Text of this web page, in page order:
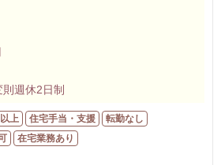
週休2日制
上 住宅手当・支援
転勤なし
在宅業務あり